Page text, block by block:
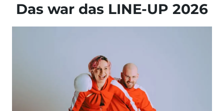
Das war das LINE-UP 2026